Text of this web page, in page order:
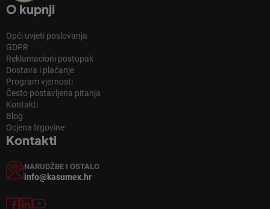
O kupnji
Opći uvjeti poslovanja
GDPR
Reklamacioni postupak
Dostava i plaćanje
Program vjernosti
Često postavljena pitanja
Kontakti
Blog
Ocjena trgovine
Kontakti
NARUDŽBE I OSTALO
info@kasumex.hr